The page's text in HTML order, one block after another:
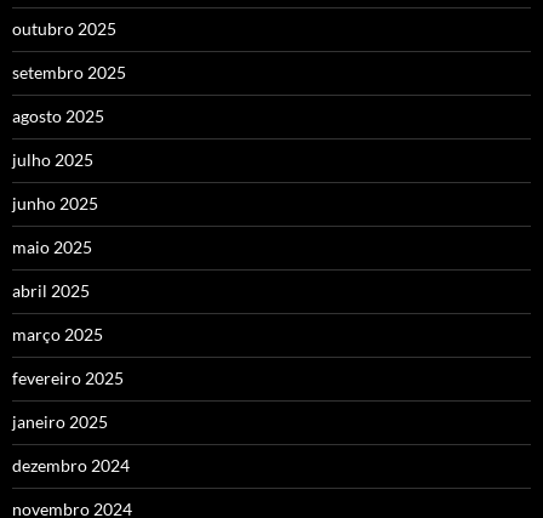
outubro 2025
setembro 2025
agosto 2025
julho 2025
junho 2025
maio 2025
abril 2025
março 2025
fevereiro 2025
janeiro 2025
dezembro 2024
novembro 2024